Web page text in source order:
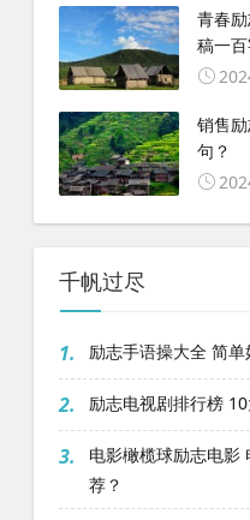
青春
稿一百
销售
句？
千帆过尽
1. 励志手语操大全 简
2. 励志电视剧排行榜
3.
电影橄榄球励志电影
荐？